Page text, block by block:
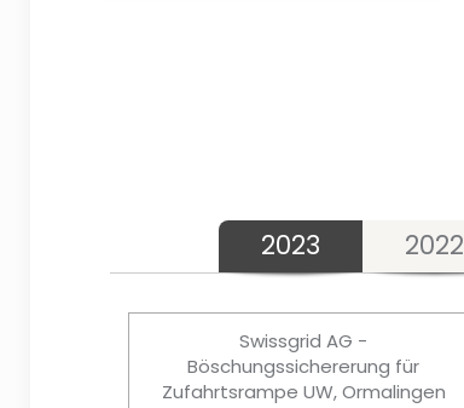
2023 2022
Swissgrid AG -
Böschungssichererung für
Zufahrtsrampe UW, Ormalingen